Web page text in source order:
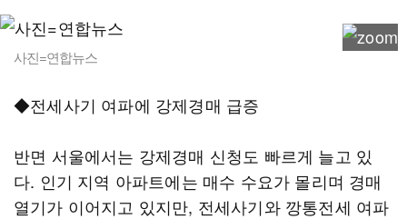
사진=연합뉴스
◆전세사기 여파에 강제경매 급증
반면 서울에서는 강제경매 신청도 빠르게 늘고 있
다. 인기 지역 아파트에는 매수 수요가 몰리며 경매
열기가 이어지고 있지만, 전세사기와 깡통전세 여파